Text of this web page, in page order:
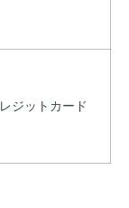
ジットカード